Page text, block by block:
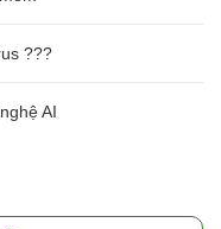
???
AI